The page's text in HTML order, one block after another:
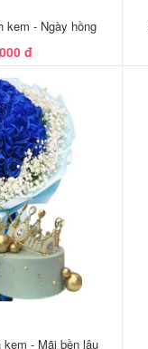
kem - Ngày hồng
đ
kem - Mãi bền lâu